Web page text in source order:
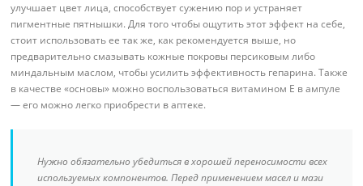
улучшает цвет лица, способствует сужению пор и устраняет
пигментные пятнышки. Для того чтобы ощутить этот эффект на себе,
стоит использовать ее так же, как рекомендуется выше, но
предварительно смазывать кожные покровы персиковым либо
миндальным маслом, чтобы усилить эффективность гепарина. Также
в качестве «основы» можно воспользоваться витамином Е в ампуле
— его можно легко приобрести в аптеке.
Нужно обязательно убедиться в хорошей переносимости всех
используемых компонентов. Перед применением масел и мази